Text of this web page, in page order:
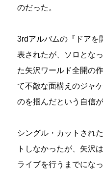
のだった。
3rdアルバムの『ドアを
表されたが、ソロとな
た矢沢ワールド全開の
て不敵な面構えのジャ
のを掴んだという自信
シングル・カットされ
トしなかったが、矢沢
ライブを行うまでにな